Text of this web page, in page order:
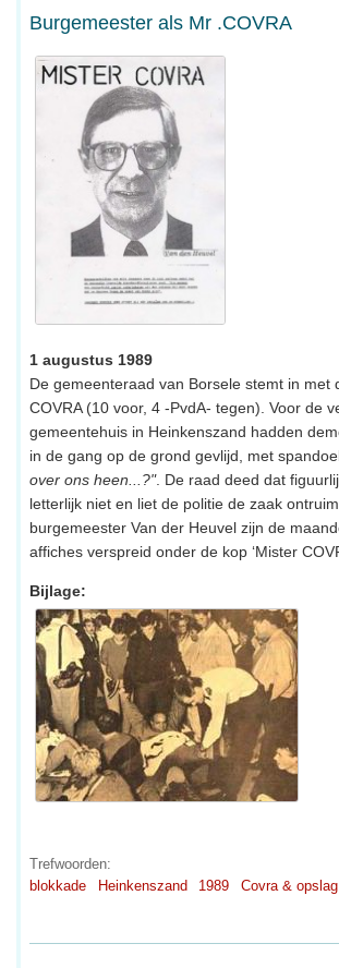
Burgemeester als Mr .COVRA
1 augustus 1989
De gemeenteraad van Borsele stemt in met
COVRA (10 voor, 4 -PvdA- tegen). Voor de
gemeentehuis in Heinkenszand hadden
in de gang op de grond gevlijd, met
over ons heen...?". De raad deed dat
letterlijk niet en liet de politie de zaak
burgemeester Van der Heuvel zijn de
affiches verspreid onder de kop ‘Mister
Bijlage:
Trefwoorden:
blokkade
Heinkenszand 1989 Covra &